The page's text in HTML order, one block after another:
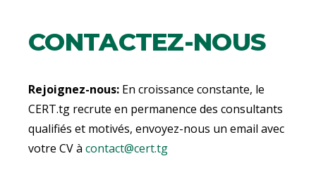
CONTACTEZ-NOUS
Rejoignez-nous: En croissance constante, le
CERT.tg recrute en permanence des consultants
qualifiés et motivés, envoyez-nous un email avec
votre CV à contact@cert.tg